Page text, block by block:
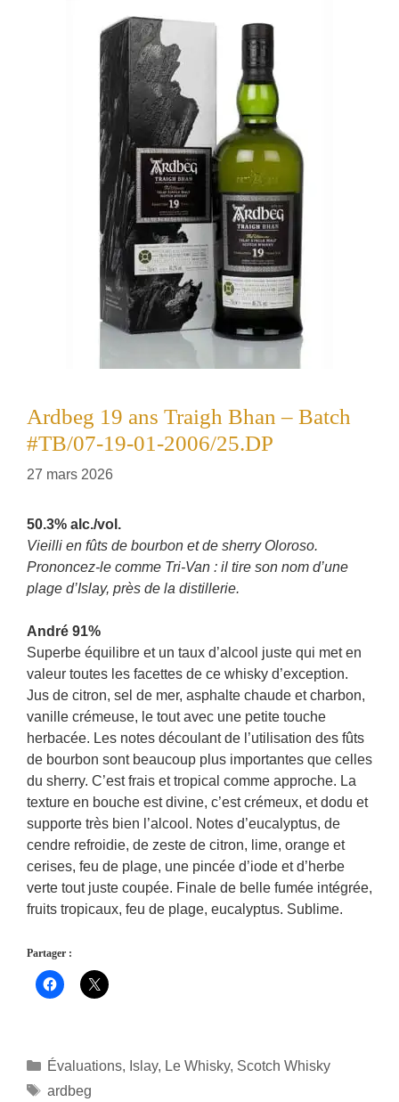
Ardbeg 19 ans Traigh Bhan – Batch
#TB/07-19-01-2006/25.DP
27 mars 2026
50.3% alc./vol.
Vieilli en fûts de bourbon et de sherry Oloroso.
Prononcez-le comme Tri-Van : il tire son nom d’une
plage d’Islay, près de la distillerie.
André 91%
Superbe équilibre et un taux d’alcool juste qui met en
valeur toutes les facettes de ce whisky d’exception.
Jus de citron, sel de mer, asphalte chaude et charbon,
vanille crémeuse, le tout avec une petite touche
herbacée. Les notes découlant de l’utilisation des fûts
de bourbon sont beaucoup plus importantes que celles
du sherry. C’est frais et tropical comme approche. La
texture en bouche est divine, c’est crémeux, et dodu et
supporte très bien l’alcool. Notes d’eucalyptus, de
cendre refroidie, de zeste de citron, lime, orange et
cerises, feu de plage, une pincée d’iode et d’herbe
verte tout juste coupée. Finale de belle fumée intégrée,
fruits tropicaux, feu de plage, eucalyptus. Sublime.
Partager :
Catégories
Évaluations, Islay, Le Whisky, Scotch Whisky
Étiquettes
ardbeg